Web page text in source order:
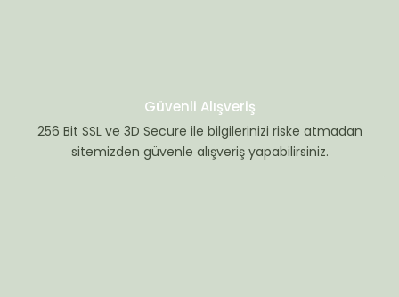
Güvenli Alışveriş
256 Bit SSL ve 3D Secure ile bilgilerinizi riske atmadan
sitemizden güvenle alışveriş yapabilirsiniz.